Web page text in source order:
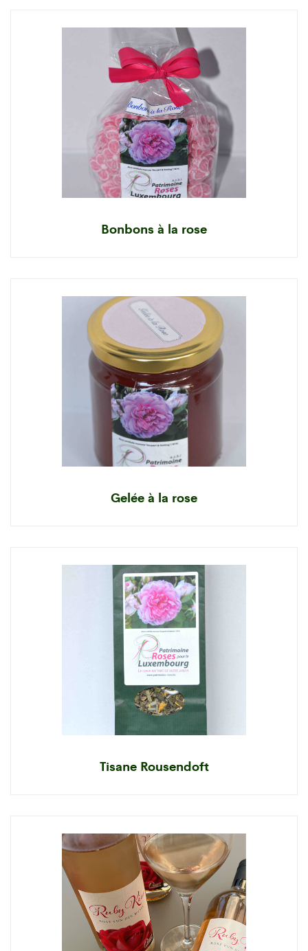
Bonbons à la rose
Gelée à la rose
Tisane Rousendoft